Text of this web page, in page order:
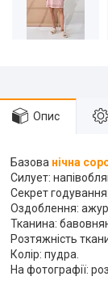
Опис
Базова нічна
Силует:
Секрет
Оздоблення:
Тканина:
Розтяжність
Колір: пудра.
На фотографії: